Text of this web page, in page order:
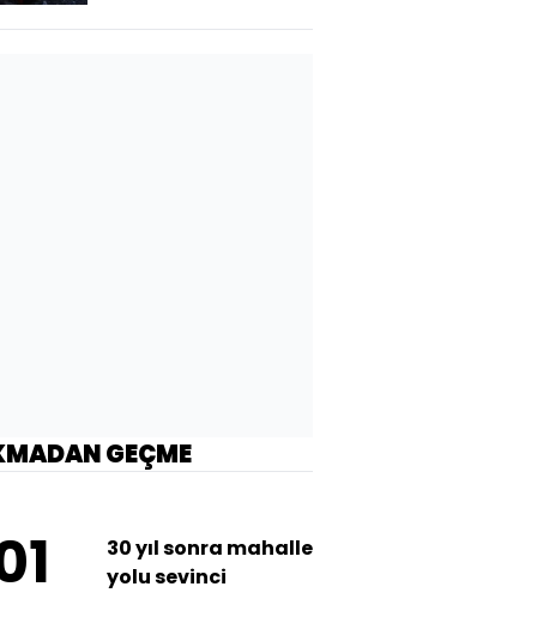
GEÇME
30 yıl sonra mahalle
yolu sevinci